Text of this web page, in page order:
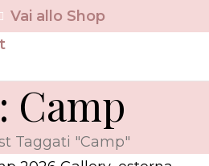
Vai allo Shop
Camp
Taggati "Camp"